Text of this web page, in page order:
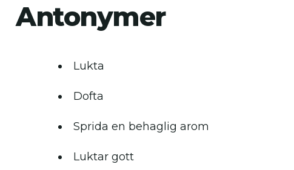
Antonymer
Lukta
Dofta
Sprida en behaglig arom
Luktar gott